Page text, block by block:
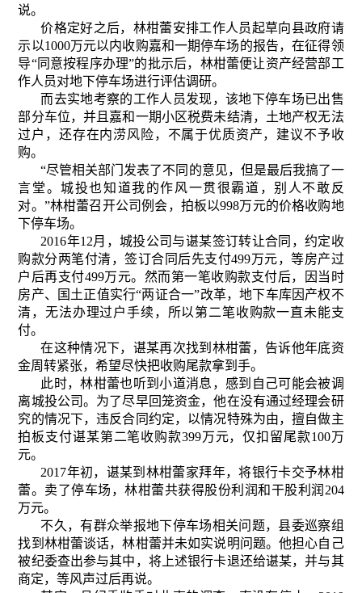
说。
价格定好之后，林柑蕾安排工作人员起草向县政府请
示以1000万元以内收购嘉和一期停车场的报告，在征得领
导“同意按程序办理”的批示后，林柑蕾便让资产经营部工
作人员对地下停车场进行评估调研。
而去实地考察的工作人员发现，该地下停车场已出售
部分车位，并且嘉和一期小区税费未结清，土地产权无法
过户，还存在内涝风险，不属于优质资产，建议不予收
购。
“尽管相关部门发表了不同的意见，但是最后我搞了一
言堂。城投也知道我的作风一贯很霸道，别人不敢反
对。”林柑蕾召开公司例会，拍板以998万元的价格收购地
下停车场。
2016年12月，城投公司与谌某签订转让合同，约定收
购款分两笔付清，签订合同后先支付499万元，等房产过
户后再支付499万元。然而第一笔收购款支付后，因当时
房产、国土正值实行“两证合一”改革，地下车库因产权不
清，无法办理过户手续，所以第二笔收购款一直未能支
付。
在这种情况下，谌某再次找到林柑蕾，告诉他年底资
金周转紧张，希望尽快把收购尾款拿到手。
此时，林柑蕾也听到小道消息，感到自己可能会被调
离城投公司。为了尽早回笼资金，他在没有通过经理会研
究的情况下，违反合同约定，以情况特殊为由，擅自做主
拍板支付谌某第二笔收购款399万元，仅扣留尾款100万
元。
2017年初，谌某到林柑蕾家拜年，将银行卡交予林柑
蕾。卖了停车场，林柑蕾共获得股份利润和干股利润204
万元。
不久，有群众举报地下停车场相关问题，县委巡察组
找到林柑蕾谈话，林柑蕾并未如实说明问题。他担心自己
被纪委查出参与其中，将上述银行卡退还给谌某，并与其
商定，等风声过后再说。